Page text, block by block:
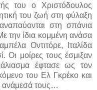
του ο Χριστόδουλος
του ζωή στη φύλαξη
στη σπάνια
την ίδια κομμένη ανάσα
Οντιτόρε, Ιταλίδα
Οι μοίρες τους έσμιξαν
έφτασε ως τον
του Ελ Γκρέκο και
ανάμεσά τους…